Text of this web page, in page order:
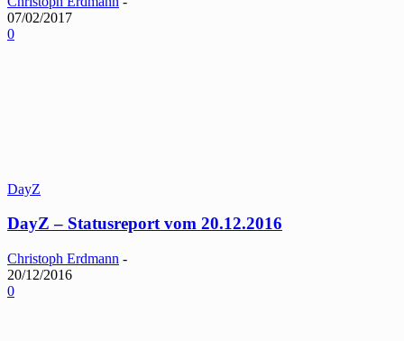
07/02/2017
0
DayZ
DayZ – Statusreport vom 20.12.2016
Christoph Erdmann -
20/12/2016
0